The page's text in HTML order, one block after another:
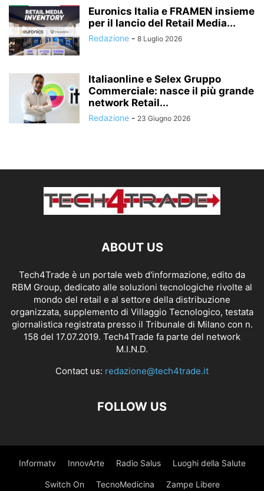
Euronics Italia e FRAMEN insieme
per il lancio del Retail Media...
Redazione - 8 Luglio 2026
Italiaonline e Selex Gruppo
Commerciale: nasce il più grande
network Retail...
Redazione - 23 Giugno 2026
ABOUT US
Tech4Trade è un portale web d'informazione, edito da
RBM Group, dedicato alle soluzioni tecnologiche rivolte al
mondo del retail e al settore della distribuzione
organizzata, supplemento di Villaggio Tecnologico, testata
giornalistica registrata presso il Tribunale di Milano con n.
158 del 17.07.2019. Tech4Trade fa parte del network
M.I.N.D.
Contact us: redazione@tech4trade.it
FOLLOW US
Informatv InnovArte Radio Salus Luoghi della Salute
Switch On TecnoMedicina Zampe Libere